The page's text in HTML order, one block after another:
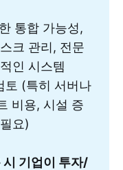
통합 가능성,
크 관리, 전문
인 시스템
토 (특히 서버나
비용, 시설 증
요)
기업이 투자/